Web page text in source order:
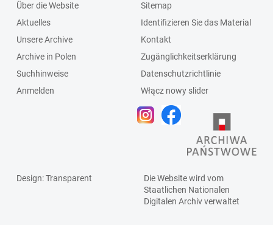
Über die Website
Aktuelles
Unsere Archive
Archive in Polen
Suchhinweise
Anmelden
Sitemap
Identifizieren Sie das Material
Kontakt
Zugänglichkeitserklärung
Datenschutzrichtlinie
Włącz nowy slider
Design: Transparent
Die Website wird vom
Staatlichen Nationalen
Digitalen Archivverwaltet